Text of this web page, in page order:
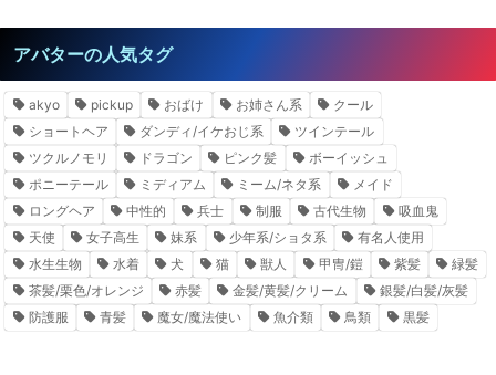
アバターの人気タグ
akyo pickup おばけ お姉さん系
クール
ショートヘア
ダンディ/イケおじ系
ツインテール
ツクルノモリ
ドラゴン ピンク髪
ボーイッシュ
ポニーテール
ミディアム ミーム/ネタ系
メイド
ロングヘア
中性的 兵士 制服 古代生物
吸血鬼
天使
女子高生 妹系 少年系/ショタ系
有名人使用
水生生物
水着 犬 猫 獣人 甲冑/鎧 紫髪
緑髪
茶髪/栗色/オレンジ
赤髪 金髪/黄髪/クリーム
銀髪/白髪/灰髪
防護服
青髪 魔女/魔法使い 魚介類 鳥類 黒髪